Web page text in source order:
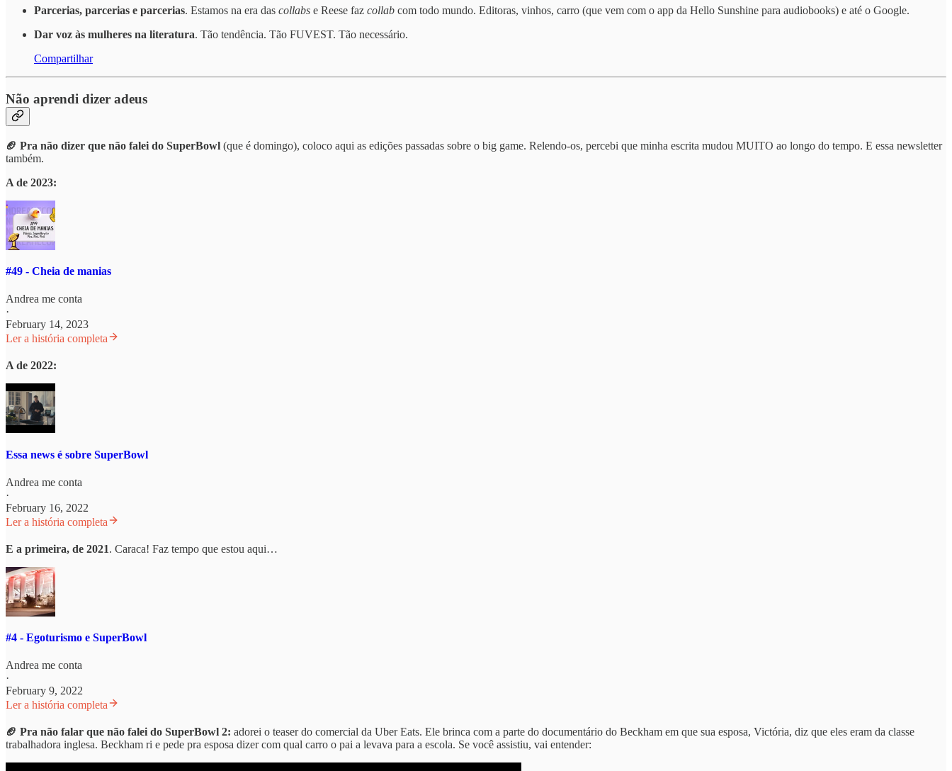
Parcerias, parcerias e parcerias. Estamos na era das collabs e Reese faz collab com todo mundo. Editoras, vinhos, carro (que vem com o app da Hello Sunshine para audiobooks) e até o Google.
Dar voz às mulheres na literatura. Tão tendência. Tão FUVEST. Tão necessário.
Compartilhar
Não aprendi dizer adeus
🏈 Pra não dizer que não falei do SuperBowl (que é domingo), coloco aqui as edições passadas sobre o big game. Relendo-os, percebi que minha escrita mudou MUITO ao longo do tempo. E essa newsletter
também.
A de 2023:
#49 - Cheia de manias
Andrea me conta
·
February 14, 2023
Ler a história completa
A de 2022:
Essa news é sobre SuperBowl
Andrea me conta
·
February 16, 2022
Ler a história completa
E a primeira, de 2021. Caraca! Faz tempo que estou aqui…
#4 - Egoturismo e SuperBowl
Andrea me conta
·
February 9, 2022
Ler a história completa
🏈 Pra não falar que não falei do SuperBowl 2: adorei o teaser do comercial da Uber Eats. Ele brinca com a parte do documentário do Beckham em que sua esposa, Victória, diz que eles eram da classe
trabalhadora inglesa. Beckham ri e pede pra esposa dizer com qual carro o pai a levava para a escola. Se você assistiu, vai entender: